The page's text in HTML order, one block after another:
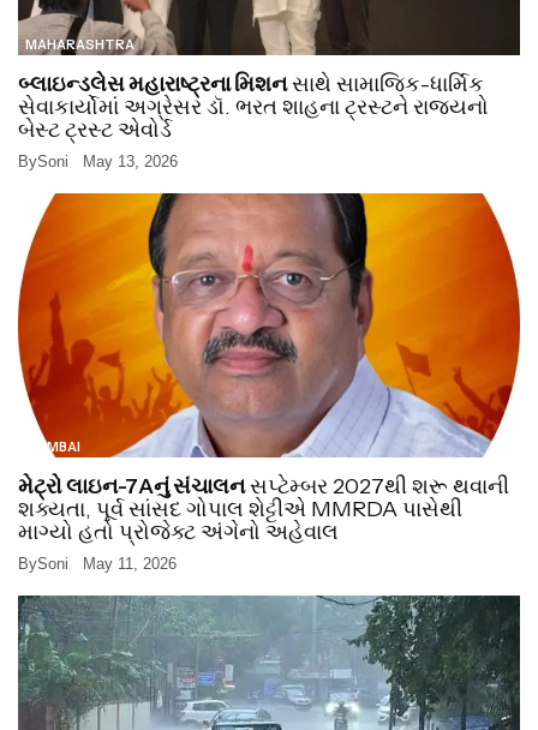
MAHARASHTRA
બ્લાઇન્ડલેસ મહારાષ્ટ્રના મિશનસાથે સામાજિક-ધાર્મિક
સેવાકાર્યોમાં અગ્રેસર ડૉ. ભરત શાહના ટ્રસ્ટને રાજ્યનો
બેસ્ટ ટ્રસ્ટ એવોર્ડ
BySoni May 13, 2026
MUMBAI
મેટ્રો લાઇન-7Aનું સંચાલનસપ્ટેમ્બર 2027થી શરૂ થવાની
શક્યતા, પૂર્વ સાંસદ ગોપાલ શેટ્ટીએ MMRDA પાસેથી
માગ્યો હતો પ્રોજેક્ટ અંગેનો અહેવાલ
BySoni May 11, 2026